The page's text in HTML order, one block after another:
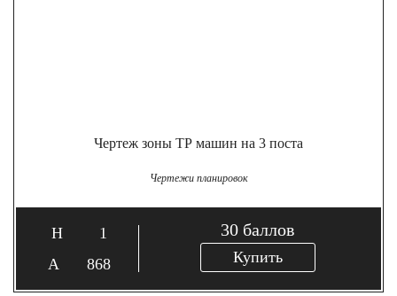
Чертеж зоны ТР машин на 3 поста
Чертежи планировок
1
868
30 баллов
Купить